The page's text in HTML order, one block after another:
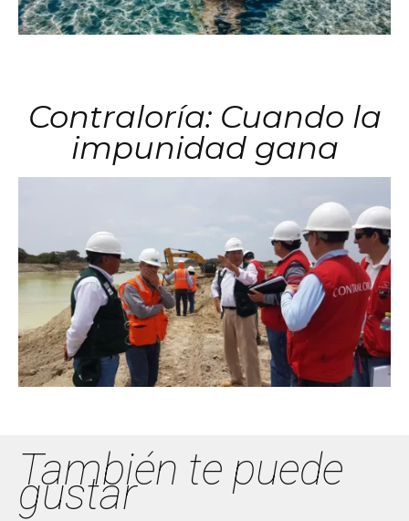
Contraloría: Cuando la
impunidad gana
También te puede
gustar